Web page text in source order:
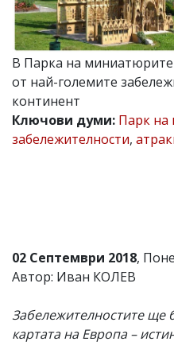
Коментарите
под
статиите
се
въвеждат
от
читателите
и
редакцията
не
за
вас
коментар,
сигнализирайте
ни!
В Парка на
от най-големите
континент
Ключови думи: Парк на
забележителности,
02 Септември 2018,
Автор: Иван КОЛЕВ
Забележителностите ще
картата на Европа –